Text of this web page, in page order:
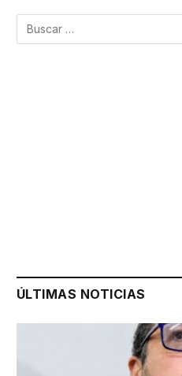
ÚLTIMAS NOTICIAS